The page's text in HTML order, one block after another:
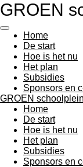
Ga
naar
hoofdinhoud
GROEN
Home
De start
Hoe is het nu
Het plan
Subsidies
Sponsors en
GROEN
Home
De start
Hoe is het nu
Het plan
Subsidies
Sponsors en